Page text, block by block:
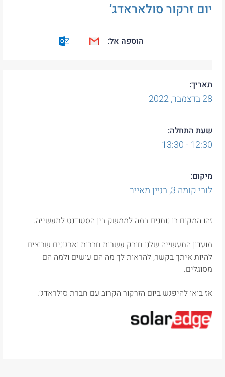
יום זרקור סולאראדג’
תאריך:
בדצמבר,2022
שעת התחלה:
12:30 - 13:30
מיקום:
לובי קומה 3, בניין מאייר
הוספה אל: Google Calendar
Calendar
זהו המקום בו נותנים במה לממשק בין הסטודנט לתעשייה.
מועדון התעשייה שלנו חובק עשרות חברות וארגונים שרוצים
להיות איתך בקשר, להראות לך מה הם עושים ולמה הם
מסוגלים.
אז בואו להיפגש ביום הזרקור הקרוב עם חברת סולראדג’.